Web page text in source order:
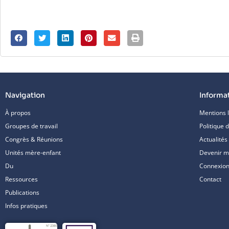
Navigation
À propos
Groupes de travail
Congrès & Réunions
Unités mère-enfant
Du
Ressources
Publications
Infos pratiques
Mentions
Politique
Actualités
Devenir
Contact